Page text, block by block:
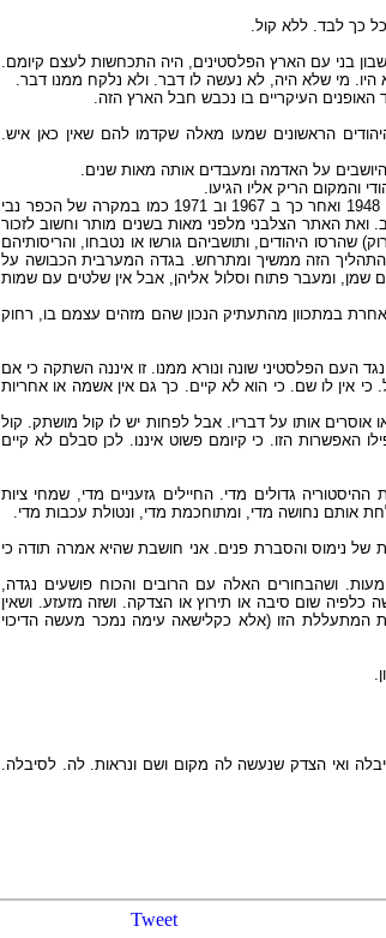
כך לבד. ללא קול.
בני עם הארץ הפלסטינים, היה התכחשות לעצם קיומם.
היו. מי שלא היה, לא נעשה לו דבר. ולא נלקח ממנו דבר.
העיקריים בו נכבש חבל הארץ הזה.
הראשונים שמעו מאלה שקדמו להם שאין כאן איש.
על האדמה ומעבדים אותה מאות שנים.
והמקום הריק אליו הגיעו.
ומה שההעדר מהשיח ומהשפה לא הרס, הרסו הדחפורים, מהרגע שהיה אפשר. קודם ב 1948 ואחר כך ב 1967 וב 1971 כמו במקרה של הכפר נבי
האתר הצלבני מלפני מאות בשנים מותר וחשוב לזכור
שהרסו היהודים, ותושביהם גורשו או נטבחו, והריסותיהם
והתהליך הזה ממשיך ומתרחש. בגדה המערבית הכבושה על
עם שמן, ומעבר פתוח וסלול אליהן, אבל אין שלטים עם שמות
אחרת במתכוון מהתעתיק הנכון שהם מזהים עצמם בו, רחוק
העם הפלסטיני שונה ונורא ממנו. זו איננה השתקה כי אם
כי אין לו שם. כי הוא לא קיים. כך גם אין אשמה או אחריות
אותו על דבריו. אבל לפחות יש לו קול מושתק. קול
הזו. כי קיומם פשוט איננו. לכן סבלם לא קיים
גדולים מדי. החיילים גזעניים מדי, שמחי ציות
אותם נחושה מדי, ומתוחכמת מדי, ונטולת עכבות מדי.
של נימוס והסברת פנים. אני חושבת שהיא אמרה תודה כי
ושהבחורים האלה עם הרובים והכוח פושעים נגדה,
כלפיה שום סיבה או תירוץ או הצדקה. ושזה מזעזע. ושאין
המתעללת הזו (אלא כקלישאה עימה נמכר מעשה הדיכוי
ואי הצדק שנעשה לה מקום ושם ונראות. לה. לסיבלה.
Tweet